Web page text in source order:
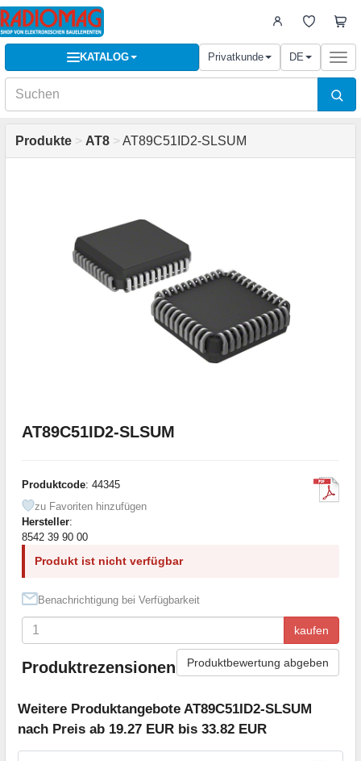
KATALOG Privatkunde DE
Produkte > AT8 > AT89C51ID2-SLSUM
AT89C51ID2-SLSUM
Produktcode: 44345
zu Favoriten hinzufügen
Hersteller:
8542 39 90 00
Produkt ist nicht verfügbar
Benachrichtigung bei Verfügbarkeit
kaufen
Produktrezensionen Produktbewertung abgeben
Weitere Produktangebote AT89C51ID2-SLSUM
nach Preis ab 19.27 EUR bis 33.82 EUR